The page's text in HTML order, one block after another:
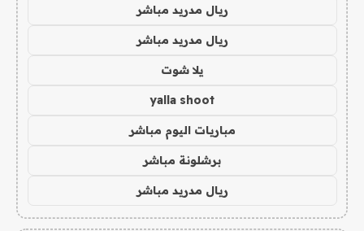
ريال مدريد مباشر
ريال مدريد مباشر
يلا شوت
yalla shoot
مباريات اليوم مباشر
برشلونة مباشر
ريال مدريد مباشر